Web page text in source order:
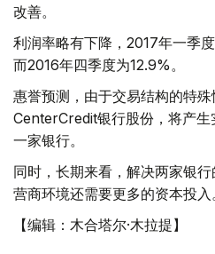
改善。
利润率略有下降，2017年一季
而2016年四季度为12.9%。
惠誉预测，由于交易结构的特
CenterCredit银行股份，将产
一家银行。
同时，长期来看，解决两家银
营商环境还需要更多的资本投入
【编辑：木合塔尔·木拉提】